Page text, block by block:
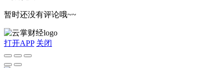
暂时还没有评论哦~~
打开APP 关闭